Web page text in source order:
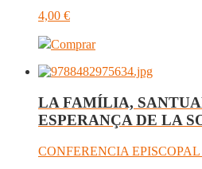
4,00 €
Comprar
LA FAMÍLIA,
ESPERANÇA DE LA
CONFERENCIA